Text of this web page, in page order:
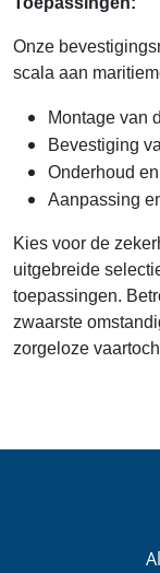
Onze
scala aan
Montage van
Bevestiging
Onderhoud
Aanpassing
Kies voor de
uitgebreide
toepassingen.
zwaarste
zorgeloze